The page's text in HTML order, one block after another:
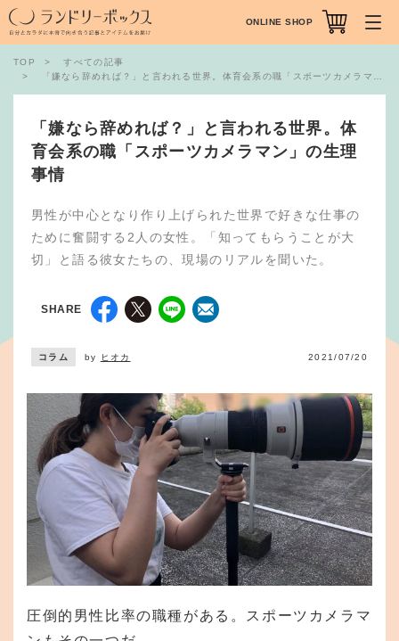
TOP
すべての記事
「嫌なら辞めれば？」と言われる世界。体育会系の職「スポーツカメラマン」の生理事情
「嫌なら辞めれば？」と言われる世界。体
育会系の職「スポーツカメラマン」の生理
事情
男性が中心となり作り上げられた世界で好きな仕事の
ために奮闘する2人の女性。「知ってもらうことが大
切」と語る彼女たちの、現場のリアルを聞いた。
SHARE
コラム by ヒオカ 2021/07/20
圧倒的男性比率の職種がある。スポーツカメラマ
ONLINE SHOP